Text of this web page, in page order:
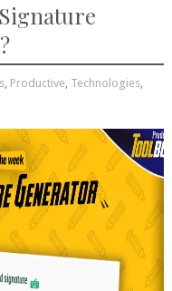
, Productive, Technologies,